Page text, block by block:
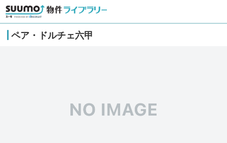
ペア・ドルチェ六甲